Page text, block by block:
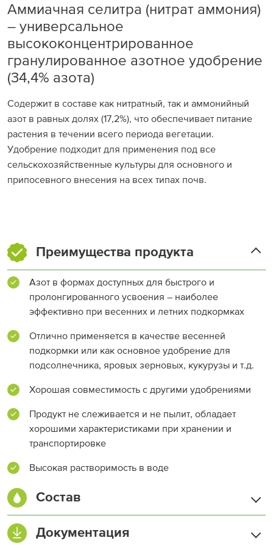
Аммиачная селитра (нитрат аммония)
– универсальное
высококонцентрированное
гранулированное азотное удобрение
(34,4% азота)
Содержит в составе как нитратный, так и аммонийный
азот в равных долях (17,2%), что обеспечивает питание
растения в течении всего периода вегетации.
Удобрение подходит для применения под все
сельскохозяйственные культуры для основного и
припосевного внесения на всех типах почв.
Преимущества продукта
Азот в формах доступных для быстрого и
пролонгированного усвоения – наиболее
эффективно при весенних и летних подкормках
Отлично применяется в качестве весенней
подкормки или как основное удобрение для
подсолнечника, яровых зерновых, кукурузы и т.д.
Хорошая совместимость с другими удобрениями
Продукт не слеживается и не пылит, обладает
хорошими характеристиками при хранении и
транспортировке
Высокая растворимость в воде
Состав
Азот (N) общий, %
Документация